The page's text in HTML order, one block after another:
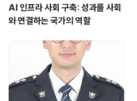
AI 인프라 사회 구축: 성과를 사회
와 연결하는 국가의 역할